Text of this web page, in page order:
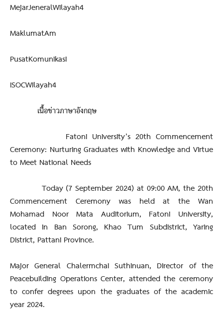
MejarJeneralWilayah4
MaklumatAm
PusatKomunikasi
ISOCWilayah4
เนื้อข่าวภาษาอังกฤษ
Fatoni University’s 20th Commencement
Ceremony: Nurturing Graduates with Knowledge and Virtue
to Meet National Needs
Today (7 September 2024) at 09:00 AM, the 20th
Commencement Ceremony was held at the Wan
Mohamad Noor Mata Auditorium, Fatoni University,
located in Ban Sorong, Khao Tum Subdistrict, Yaring
District, Pattani Province.
Major General Chalermchai Suthinuan, Director of the
Peacebuilding Operations Center, attended the ceremony
to confer degrees upon the graduates of the academic
year 2024.